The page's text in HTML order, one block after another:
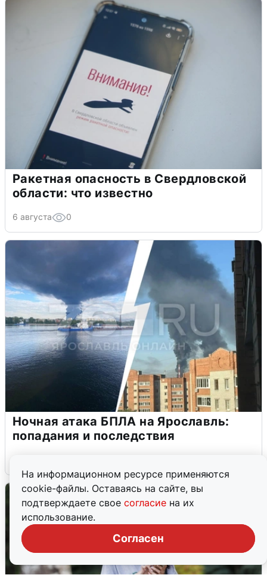
На информационном ресурсе применяются
cookie-файлы. Оставаясь на сайте, вы
подтверждаете свое согласие на их
использование.
Согласен
Ракетная опасность в Свердловской
области: что известно
6 августа 0
Ночная атака БПЛА на Ярославль:
попадания и последствия